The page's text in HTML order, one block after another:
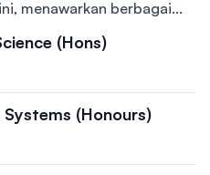
menawarkan berbagai...
(Hons)
(Honours)